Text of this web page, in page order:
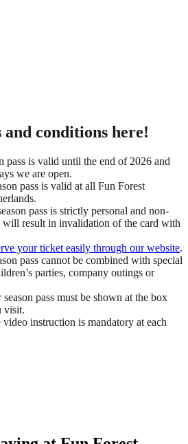
conditions here!
pass is valid until the end of 2026 and
we are open.
pass is valid at all Fun Forest
pass is strictly personal and non-
will result in invalidation of the card with
your ticket easily through our website.
pass cannot be combined with special
parties, company outings or
season pass must be shown at the box
visit.
instruction is mandatory at each